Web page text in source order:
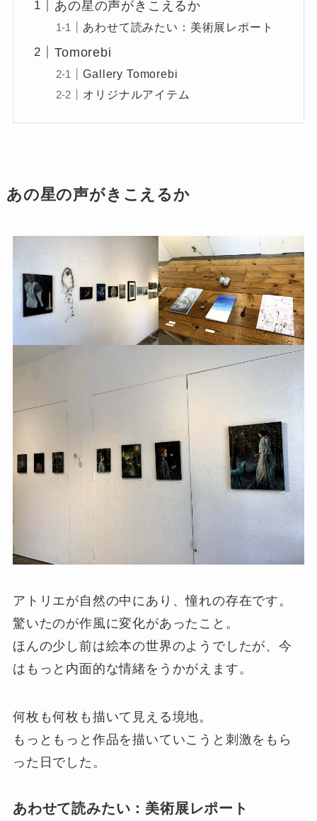
あの星の声がきこえるか
あわせて読みたい：美術展レポート
Tomorebi
Gallery Tomorebi
オリジナルアイテム
あの星の声がきこえるか
アトリエが自然の中にあり、憧れの存在です。
驚いたのが作風に変化があったこと。
ほんの少し前は絵本の世界のようでしたが、今
はもっと内面的な情緒をうかがえます。
何枚も何枚も描いて見える境地。
もっともっと作品を描いていこうと刺激をもら
った日でした。
あわせて読みたい：美術展レポート